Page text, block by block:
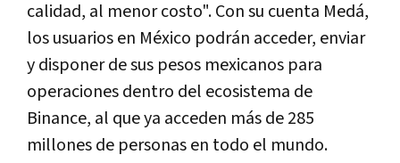
calidad, al menor costo". Con su cuenta Medá,
los usuarios en México podrán acceder, enviar
y disponer de sus pesos mexicanos para
operaciones dentro del ecosistema de
Binance, al que ya acceden más de 285
millones de personas en todo el mundo.